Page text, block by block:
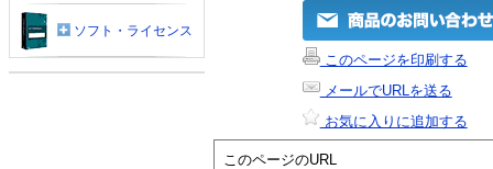
このページを印刷する
メールでURLを送る
お気に入りに追加する
このページのURL
ソフト・ライセンス